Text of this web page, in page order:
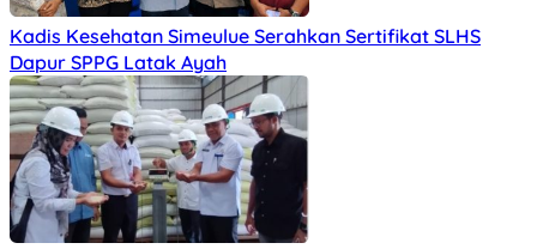
Kadis Kesehatan Simeulue Serahkan Sertifikat SLHS
Dapur SPPG Latak Ayah